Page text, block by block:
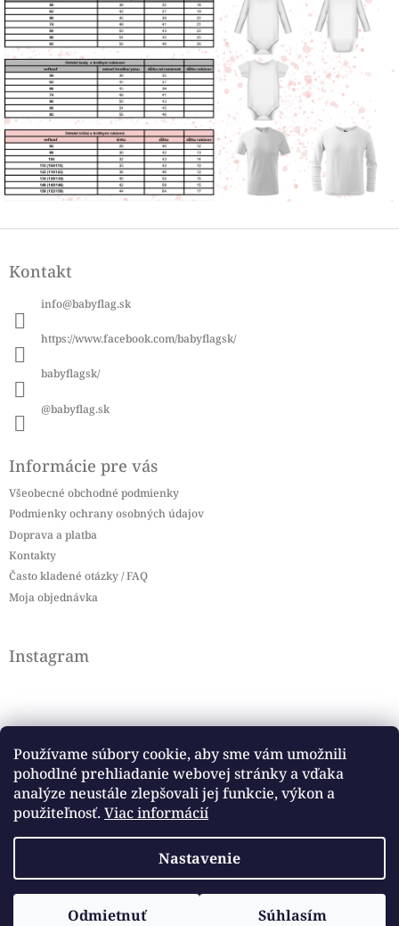
Používame súbory cookie, aby sme vám umožnili
pohodlné prehliadanie webovej stránky a vďaka
analýze neustále zlepšovali jej funkcie, výkon a
použiteľnosť. Viac informácií
Nastavenie
Odmietnuť Súhlasím
Z
pKontakt
info@babyflag.sk
https://www.facebook.com/babyflagsk/
babyflagsk/
@babyflag.sk
Informácie pre vás
Všeobecné obchodné podmienky
Podmienky ochrany osobných údajov
Doprava a platba
Kontakty
Často kladené otázky / FAQ
Moja objednávka
Instagram
Sledovať na Instagrame
Facebook
Vytvoril ShoptetCopyright 2026 . Všetky práva vyhradené.